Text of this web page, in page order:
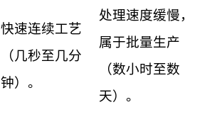
快速连续工艺
（几秒至几分
钟）。
处理速度缓慢，
属于批量生产
（数小时至数
天）。